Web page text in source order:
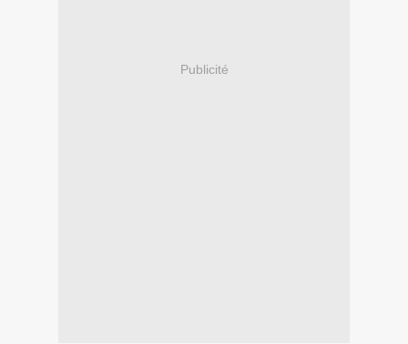
Publicité